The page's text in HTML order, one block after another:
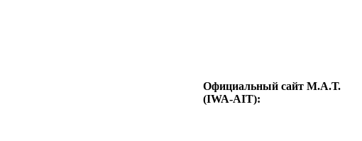
Официальный сайт М.А.Т.
(IWA-AIT):